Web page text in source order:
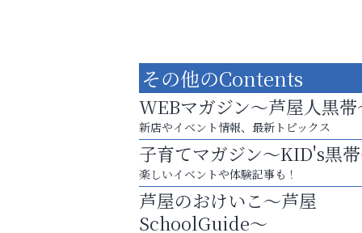
あなたらしく奏でる、音楽の時間
おそうじ本舗芦屋東
その他のContents
WEBマガジン～芦屋人黒帯
新店やイベント情報、最新トピックス
子育てマガジン～KID's黒
楽しいイベントや体験記事も！
芦屋のおけいこ～芦屋
SchoolGuide～